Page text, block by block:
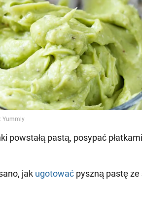
powstałą pastą, posypać płatkami
jak ugotować pyszną pastę ze